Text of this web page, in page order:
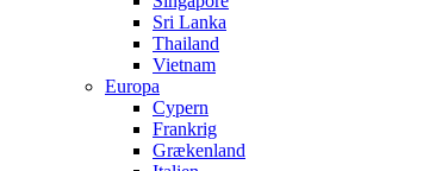
Sri Lanka
Thailand
Vietnam
Europa
Cypern
Frankrig
Grækenland